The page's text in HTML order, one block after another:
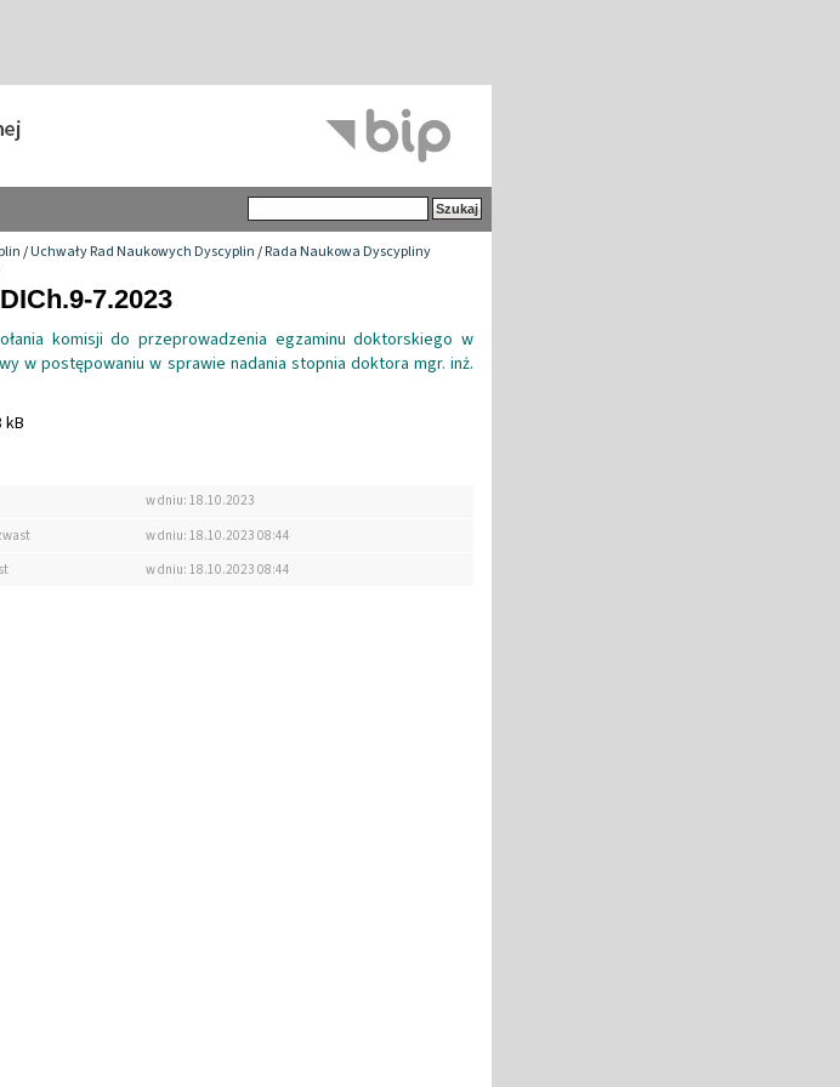
/Uchwały Rad Naukowych Dyscyplin/Rada Naukowa Dyscypliny
7.2023
komisji do przeprowadzenia egzaminu doktorskiego w
w postępowaniu w sprawie nadania stopnia doktora mgr. inż.
kB
w dniu: 18.10.2023
w dniu: 18.10.2023 08:44
w dniu: 18.10.2023 08:44